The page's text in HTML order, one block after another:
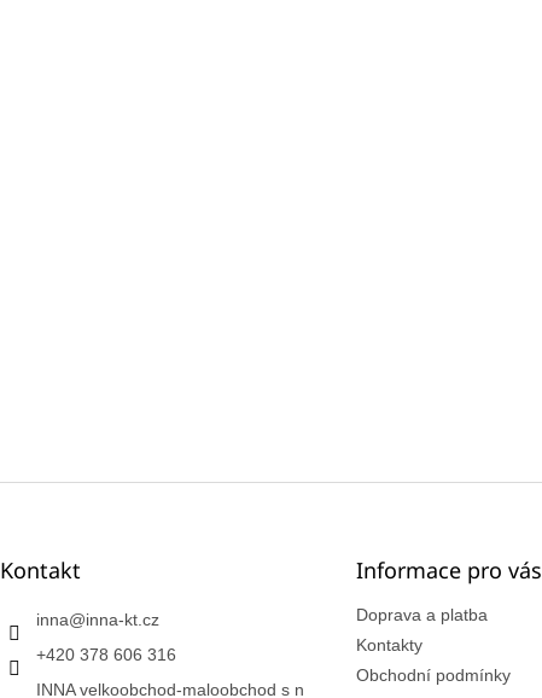
Kontakt
inna@inna-kt.cz
+420 378 606 316
INNA velkoobchod-maloobchod s n
Informace pro vás
Doprava a platba
Kontakty
Obchodní podmínky